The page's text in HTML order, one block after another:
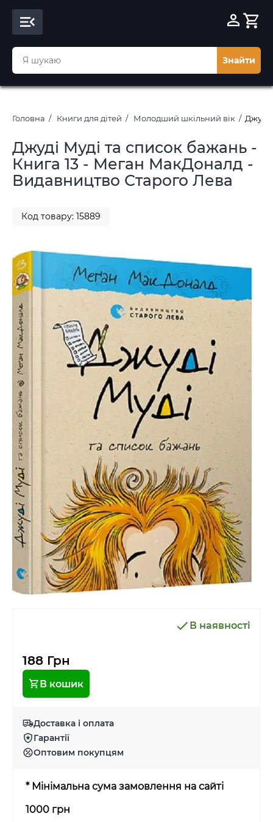
Знайти
Головна Книги для дітей Молодший шкільний вік Джуді
Джуді Муді та список бажань -
Книга 13 - Меган МакДоналд -
Видавництво Старого Лева
Код товару: 15889
В наявності
188 Грн
В кошик
Доставка і оплата
Гарантії
Оптовим покупцям
* Мінімальна сума замовлення на сайті
1000 грн